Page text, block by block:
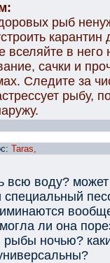
рыб
вселяйте в
сачки и
Следите за
рыбу,
Taras,
всю воду?
ли она
рыбы ночью?